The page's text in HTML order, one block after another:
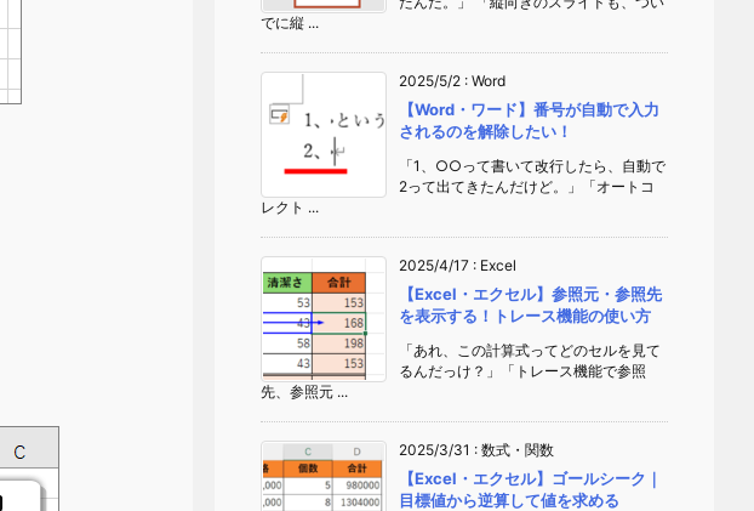
でに縦 ...
2025/5/2 : Word
【Word・ワード】番号が自動で入力
されるのを解除したい！
「1、○○って書いて改行したら、自動で
2って出てきたんだけど。」「オートコ
レクト ...
2025/4/17 : Excel
【Excel・エクセル】参照元・参照先
を表示する！トレース機能の使い方
「あれ、この計算式ってどのセルを見て
るんだっけ？」「トレース機能で参照
先、参照元 ...
2025/3/31 : 数式・関数
【Excel・エクセル】ゴールシーク｜
目標値から逆算して値を求める